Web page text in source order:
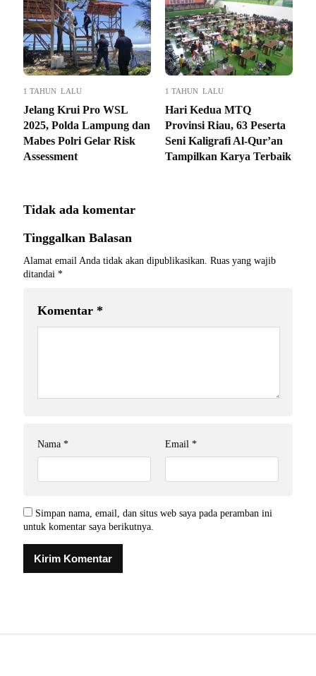
1 TAHUN LALU
Jelang Krui Pro WSL
2025, Polda Lampung dan
Mabes Polri Gelar Risk
Assessment
1 TAHUN LALU
Hari Kedua MTQ
Provinsi Riau, 63 Peserta
Seni Kaligrafi Al-Qur’an
Tampilkan Karya Terbaik
Tidak ada komentar
Tinggalkan Balasan
Alamat email Anda tidak akan dipublikasikan. Ruas yang wajib
ditandai *
Komentar *
Nama * Email *
Simpan nama, email, dan situs web saya pada peramban ini
untuk komentar saya berikutnya.